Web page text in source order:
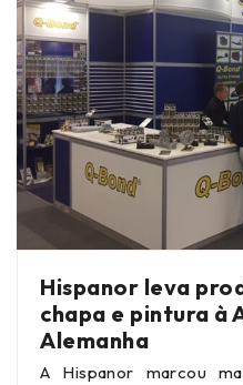
Hispanor leva
chapa e pintura à
Alemanha
A Hispanor marcou